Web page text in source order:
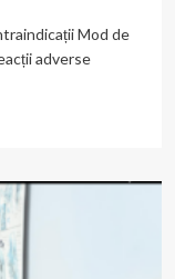
Mod de
adverse